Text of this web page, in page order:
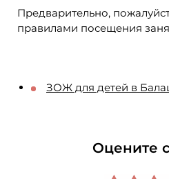
Предварительно,
правилами посещения
ЗОЖ для детей в
Оцените